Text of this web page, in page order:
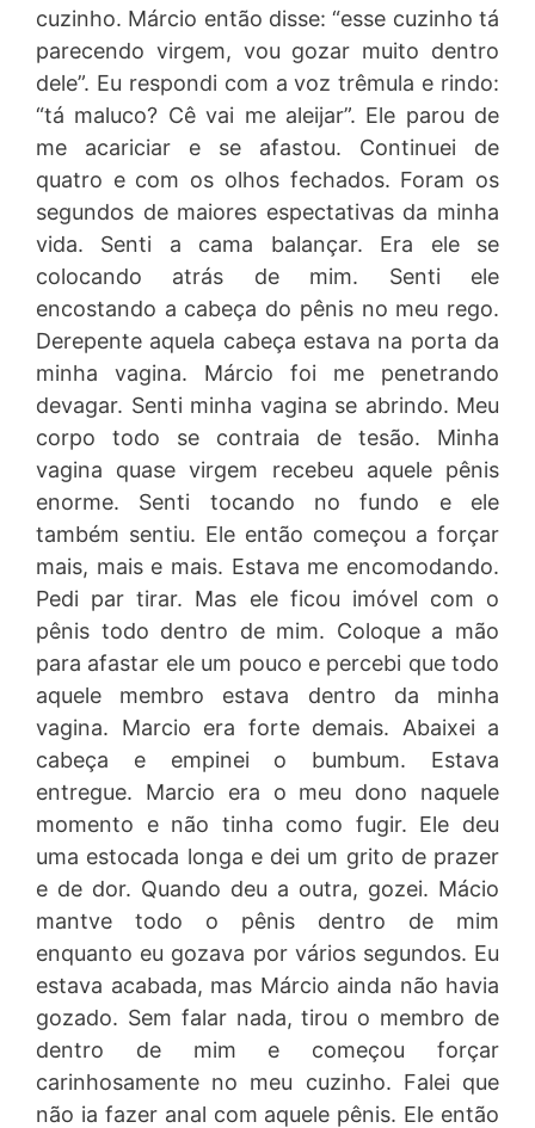
cuzinho. Márcio então disse: “esse cuzinho tá
parecendo virgem, vou gozar muito dentro
dele”. Eu respondi com a voz trêmula e rindo:
“tá maluco? Cê vai me aleijar”. Ele parou de
me acariciar e se afastou. Continuei de
quatro e com os olhos fechados. Foram os
segundos de maiores espectativas da minha
vida. Senti a cama balançar. Era ele se
colocando atrás de mim. Senti ele
encostando a cabeça do pênis no meu rego.
Derepente aquela cabeça estava na porta da
minha vagina. Márcio foi me penetrando
devagar. Senti minha vagina se abrindo. Meu
corpo todo se contraia de tesão. Minha
vagina quase virgem recebeu aquele pênis
enorme. Senti tocando no fundo e ele
também sentiu. Ele então começou a forçar
mais, mais e mais. Estava me encomodando.
Pedi par tirar. Mas ele ficou imóvel com o
pênis todo dentro de mim. Coloque a mão
para afastar ele um pouco e percebi que todo
aquele membro estava dentro da minha
vagina. Marcio era forte demais. Abaixei a
cabeça e empinei o bumbum. Estava
entregue. Marcio era o meu dono naquele
momento e não tinha como fugir. Ele deu
uma estocada longa e dei um grito de prazer
e de dor. Quando deu a outra, gozei. Mácio
mantve todo o pênis dentro de mim
enquanto eu gozava por vários segundos. Eu
estava acabada, mas Márcio ainda não havia
gozado. Sem falar nada, tirou o membro de
dentro de mim e começou forçar
carinhosamente no meu cuzinho. Falei que
não ia fazer anal com aquele pênis. Ele então